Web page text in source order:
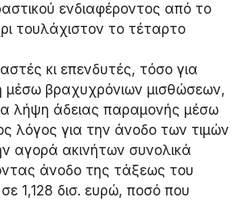
ενδιαφέροντος από το
τουλάχιστον το τέταρτο
κι επενδυτές, τόσο για
μέσω βραχυχρόνιων μισθώσεων,
λήψη άδειας παραμονής μέσω
λόγος για την άνοδο των τιμών
αγορά ακινήτων συνολικά
άνοδο της τάξεως του
1,128 δισ. ευρώ, ποσό που